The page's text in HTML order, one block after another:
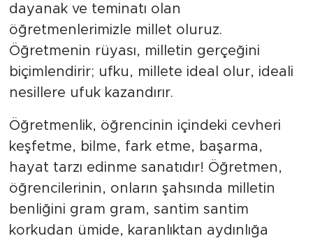
dayanak ve teminatı olan
öğretmenlerimizle millet oluruz.
Öğretmenin rüyası, milletin gerçeğini
biçimlendirir; ufku, millete ideal olur, ideali
nesillere ufuk kazandırır.
Öğretmenlik, öğrencinin içindeki cevheri
keşfetme, bilme, fark etme, başarma,
hayat tarzı edinme sanatıdır! Öğretmen,
öğrencilerinin, onların şahsında milletin
benliğini gram gram, santim santim
korkudan ümide, karanlıktan aydınlığa